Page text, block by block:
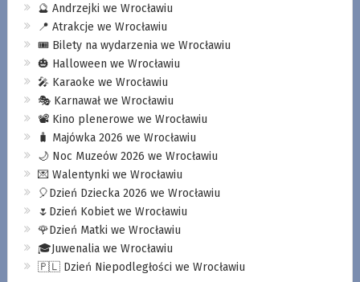
🔮 Andrzejki we Wrocławiu
📍 Atrakcje we Wrocławiu
🎟️ Bilety na wydarzenia we Wrocławiu
🎃 Halloween we Wrocławiu
🎤 Karaoke we Wrocławiu
🎭 Karnawał we Wrocławiu
📽️ Kino plenerowe we Wrocławiu
🧳 Majówka 2026 we Wrocławiu
🌙 Noc Muzeów 2026 we Wrocławiu
💌 Walentynki we Wrocławiu
🎈Dzień Dziecka 2026 we Wrocławiu
🌷Dzień Kobiet we Wrocławiu
🌹Dzień Matki we Wrocławiu
🎓Juwenalia we Wrocławiu
🇵🇱 Dzień Niepodległości we Wrocławiu